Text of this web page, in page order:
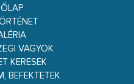
VAGYOK
KERESEK
BEFEKTETEK